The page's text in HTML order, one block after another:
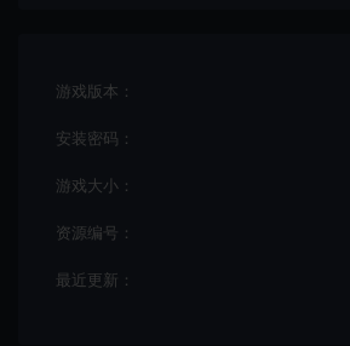
游戏版本：
安装密码：
游戏大小：
资源编号：
最近更新：